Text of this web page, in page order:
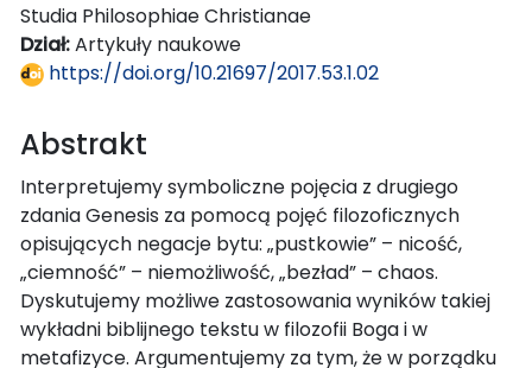
Studia Philosophiae Christianae
Dział:Artykuły naukowe
https://doi.org/10.21697/2017.53.1.02
Abstrakt
Interpretujemy symboliczne pojęcia z drugiego
zdania Genesis za pomocą pojęć filozoficznych
opisujących negacje bytu: „pustkowie” – nicość,
„ciemność” – niemożliwość, „bezład” – chaos.
Dyskutujemy możliwe zastosowania wyników takiej
wykładni biblijnego tekstu w filozofii Boga i w
metafizyce. Argumentujemy za tym, że w porządku